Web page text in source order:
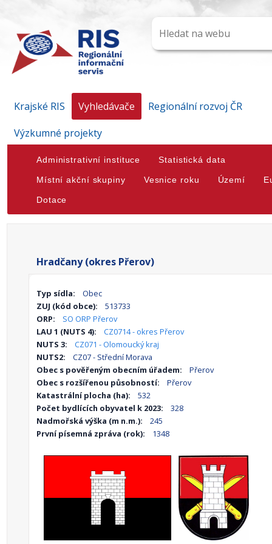
Krajské RIS Vyhledávače
Regionální rozvoj ČR
Výzkumné projekty
Administrativní instituce Statistická data
Místní akční skupiny Vesnice roku Území
Dotace
Hradčany (okres Přerov)
Typ sídla:
Obec
ZUJ (kód obce):
513733
ORP:
SO ORP Přerov
LAU 1 (NUTS 4):
CZ0714 - okres Přerov
NUTS 3:
CZ071 - Olomoucký kraj
NUTS2:
CZ07 - Střední Morava
Obec s pověřeným obecním úřadem:
Přerov
Obec s rozšířenou působností:
Přerov
Katastrální plocha (ha):
532
Počet bydlících obyvatel k 2023:
328
Nadmořská výška (m n.m.):
245
První písemná zpráva (rok):
1348